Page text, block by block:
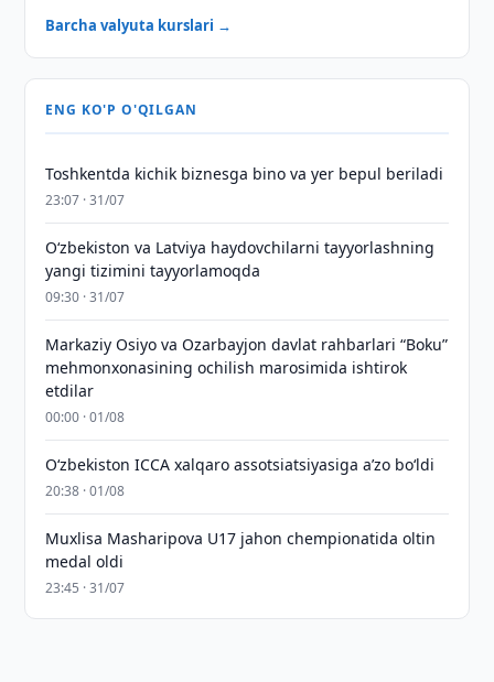
Barcha valyuta kurslari →
ENG KO'P O'QILGAN
Toshkentda kichik biznesga bino va yer bepul beriladi
23:07 · 31/07
Oʻzbekiston va Latviya haydovchilarni tayyorlashning
yangi tizimini tayyorlamoqda
09:30 · 31/07
Markaziy Osiyo va Ozarbayjon davlat rahbarlari “Boku”
mehmonxonasining ochilish marosimida ishtirok
etdilar
00:00 · 01/08
O‘zbekiston ICCA xalqaro assotsiatsiyasiga aʼzo bo‘ldi
20:38 · 01/08
Muxlisa Masharipova U17 jahon chempionatida oltin
medal oldi
23:45 · 31/07